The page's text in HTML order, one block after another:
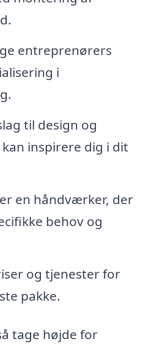
entreprenørers
i
til design og
inspirere dig i dit
en håndværker, der
behov og
og tjenester for
pakke.
tage højde for